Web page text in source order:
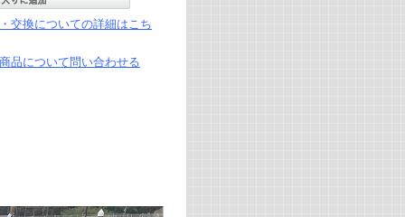
交換についての詳細はこち
品について問い合わせる